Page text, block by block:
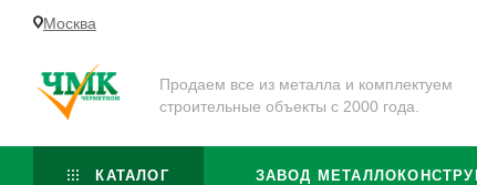
Москва
Продаем все из металла и комплектуем
строительные объекты с 2000 года.
КАТАЛОГ ЗАВОД